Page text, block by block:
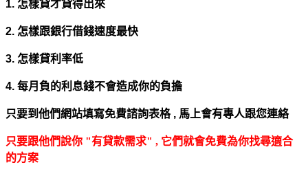
1. 怎樣貸才貸得出來
2. 怎樣跟銀行借錢速度最快
3. 怎樣貸利率低
4. 每月負的利息錢不會造成你的負擔
只要到他們網站填寫免費諮詢表格 , 馬上會有專人跟您連絡
只要跟他們說你 "有貸款需求" , 它們就會免費為你找尋適合
的方案